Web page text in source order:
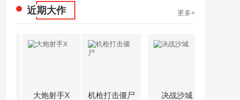
近期大作 更多+
决战沙城 冥王神话 三国之乱舞